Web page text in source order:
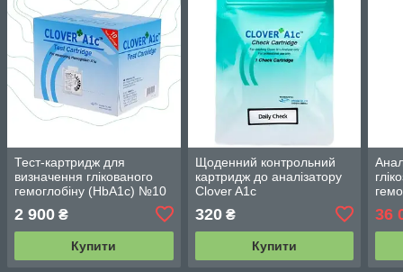
Тест-картридж для
визначення глікованого
гемоглобіну (HbA1c) №10
2 900 ₴
Купити
Щоденний контрольний
картридж до аналізатору
Clover A1c
320₴
Купити
36